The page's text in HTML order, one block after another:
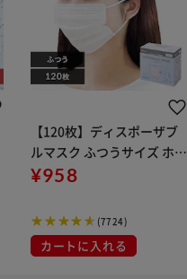
【120枚】ディスポーザブ
ルマスク ふつうサイズ ホワ
イト 大容量 DISPOSABLE
布
¥958
(7724)
カートに入れる